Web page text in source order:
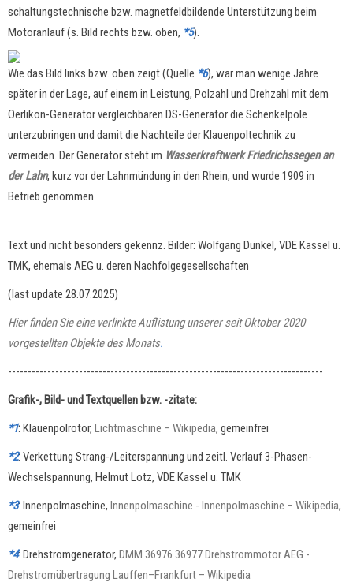
schaltungstechnische bzw. magnetfeldbildende Unterstützung beim
Motoranlauf (s. Bild rechts bzw. oben, *5).
Wie das Bild links bzw. oben zeigt (Quelle *6), war man wenige Jahre
später in der Lage, auf einem in Leistung, Polzahl und Drehzahl mit dem
Oerlikon-Generator vergleichbaren DS-Generator die Schenkelpole
unterzubringen und damit die Nachteile der Klauenpoltechnik zu
vermeiden. Der Generator steht im Wasserkraftwerk Friedrichssegen an
der Lahn, kurz vor der Lahnmündung in den Rhein, und wurde 1909 in
Betrieb genommen.
Text und nicht besonders gekennz. Bilder: Wolfgang Dünkel, VDE Kassel u.
TMK, ehemals AEG u. deren Nachfolgegesellschaften
(last update 28.07.2025)
Hier finden Sie eine verlinkte Auflistung unserer seit Oktober 2020
vorgestellten Objekte des Monats.
--------------------------------------------------------------------------------
Grafik-, Bild- und Textquellen bzw. -zitate:
*1:Klauenpolrotor, Lichtmaschine – Wikipedia, gemeinfrei
*2: Verkettung Strang-/Leiterspannung und zeitl. Verlauf 3-Phasen-
Wechselspannung, Helmut Lotz, VDE Kassel u. TMK
*3: Innenpolmaschine, Innenpolmaschine - Innenpolmaschine – Wikipedia,
gemeinfrei
*4: Drehstromgenerator, DMM 36976 36977 Drehstrommotor AEG -
Drehstromübertragung Lauffen–Frankfurt – Wikipedia